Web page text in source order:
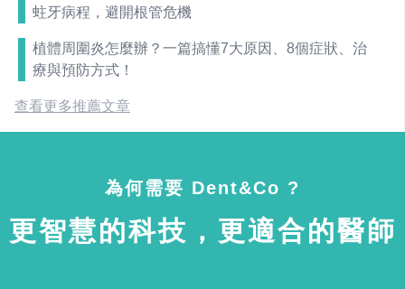
蛀牙病程，避開根管危機
植體周圍炎怎麼辦？一篇搞懂7大原因、8個症狀、治
療與預防方式！
查看更多推薦文章
為何需要 Dent&Co ?
更智慧的科技，更適合的醫師